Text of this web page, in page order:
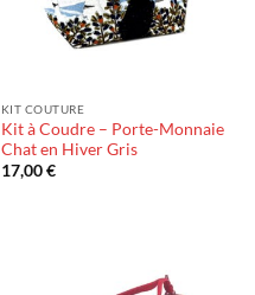
KIT COUTURE
Kit à Coudre – Porte-Monnaie
Chat en Hiver Gris
17,00€